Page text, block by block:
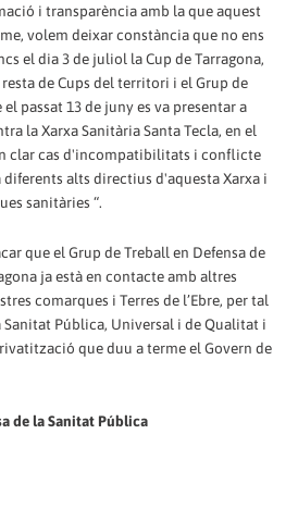
i transparència amb la que aquest
volem deixar constància que no ens
el dia 3 de juliol la Cup de Tarragona,
de Cups del territori i el Grup de
passat 13 de juny es va presentar a
la Xarxa Sanitària Santa Tecla, en el
clar cas d'incompatibilitats i conflicte
alts directius d'aquesta Xarxa i
sanitàries “.
que el Grup de Treball en Defensa de
ja està en contacte amb altres
comarques i Terres de l’Ebre, per tal
Sanitat Pública, Universal i de Qualitat i
que duu a terme el Govern de
de la Sanitat Pública